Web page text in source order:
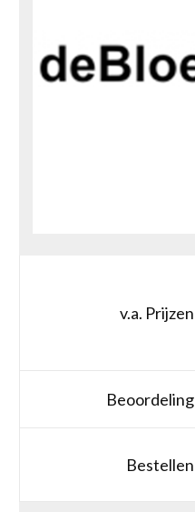
v.a. Prijzen
Beoordeling
Bestellen